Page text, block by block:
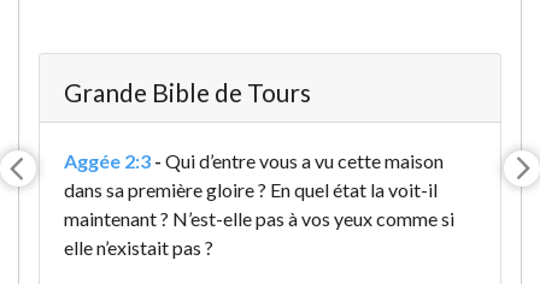
Grande Bible de Tours
Aggée 2:3 - Qui d’entre vous a vu cette maison
dans sa première gloire ? En quel état la voit-il
maintenant ? N’est-elle pas à vos yeux comme si
elle n’existait pas ?